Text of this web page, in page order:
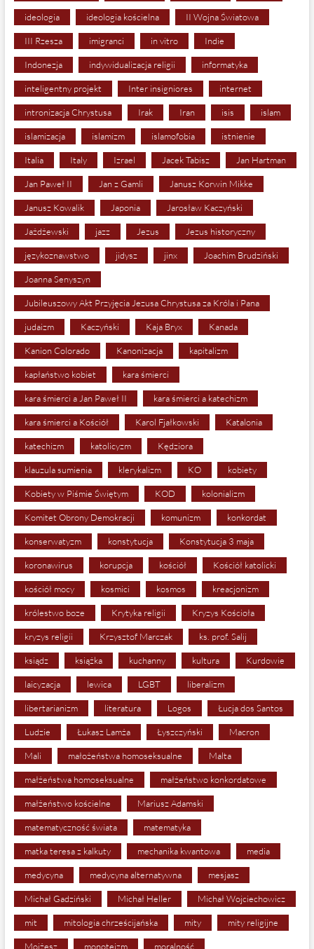
ideologia ideologia kościelna II Wojna Światowa
III Rzesza imigranci in vitro Indie
Indonezja indywidualizacja religii informatyka
inteligentny projekt Inter insigniores internet
intronizacja Chrystusa Irak Iran isis islam
islamizacja islamizm islamofobia istnienie
Italia Italy Izrael Jacek Tabisz Jan Hartman
Jan Paweł II Jan z Gamli Janusz Korwin Mikke
Janusz Kowalik Japonia Jarosław Kaczyński
Jażdżewski jazz Jezus Jezus historyczny
językoznawstwo jidysz jinx Joachim Brudziński
Joanna Senyszyn
Jubileuszowy Akt Przyjęcia Jezusa Chrystusa za Króla i Pana
judaizm Kaczyński Kaja Bryx Kanada
Kanion Colorado Kanonizacja kapitalizm
kapłaństwo kobiet kara śmierci
kara śmierci a Jan Paweł II kara śmierci a katechizm
kara śmierci a Kościół Karol Fjałkowski Katalonia
katechizm katolicyzm Kędziora
klauzula sumienia klerykalizm KO kobiety
Kobiety w Piśmie Świętym KOD kolonializm
Komitet Obrony Demokracji komunizm konkordat
konserwatyzm konstytucja Konstytucja 3 maja
koronawirus korupcja kościół Kościół katolicki
kościół mocy kosmici kosmos kreacjonizm
królestwo boze Krytyka religii Kryzys Kościoła
kryzys religii Krzysztof Marczak ks. prof. Salij
ksiądz książka kuchanny kultura Kurdowie
laicyzacja lewica LGBT liberalizm
libertarianizm literatura Logos Łucja dos Santos
Ludzie Łukasz Lamża Łyszczyński Macron
Mali małożeństwa homoseksualne Malta
małżeństwa homoseksualne małżeństwo konkordatowe
małżeństwo kościelne Mariusz Adamski
matematyczność świata matematyka
matka teresa z kalkuty mechanika kwantowa media
medycyna medycyna alternatywna mesjasz
Michał Gadziński Michał Heller Michał Wojciechowicz
mit mitologia chrześcijańska mity mity religijne
Mojżesz monoteizm moralność